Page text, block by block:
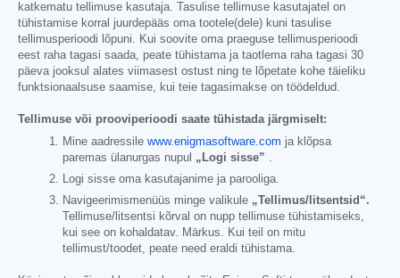
katkematu tellimuse kasutaja. Tasulise tellimuse kasutajatel on
tühistamise korral juurdepääs oma tootele(dele) kuni tasulise
tellimusperioodi lõpuni. Kui soovite oma praeguse tellimusperioodi
eest raha tagasi saada, peate tühistama ja taotlema raha tagasi 30
päeva jooksul alates viimasest ostust ning te lõpetate kohe täieliku
funktsionaalsuse saamise, kui teie tagasimakse on töödeldud.
Tellimuse või prooviperioodi saate tühistada järgmiselt:
Mine aadressile www.enigmasoftware.com ja klõpsa
paremas ülanurgas nupul „Logi sisse”
Logi sisse oma kasutajanime ja parooliga.
Navigeerimismenüüs minge valikule „Tellimus/litsentsid“.
Tellimuse/litsentsi kõrval on nupp tellimuse tühistamiseks,
kui see on kohaldatav. Märkus. Kui teil on mitu
tellimust/toodet, peate need eraldi tühistama.